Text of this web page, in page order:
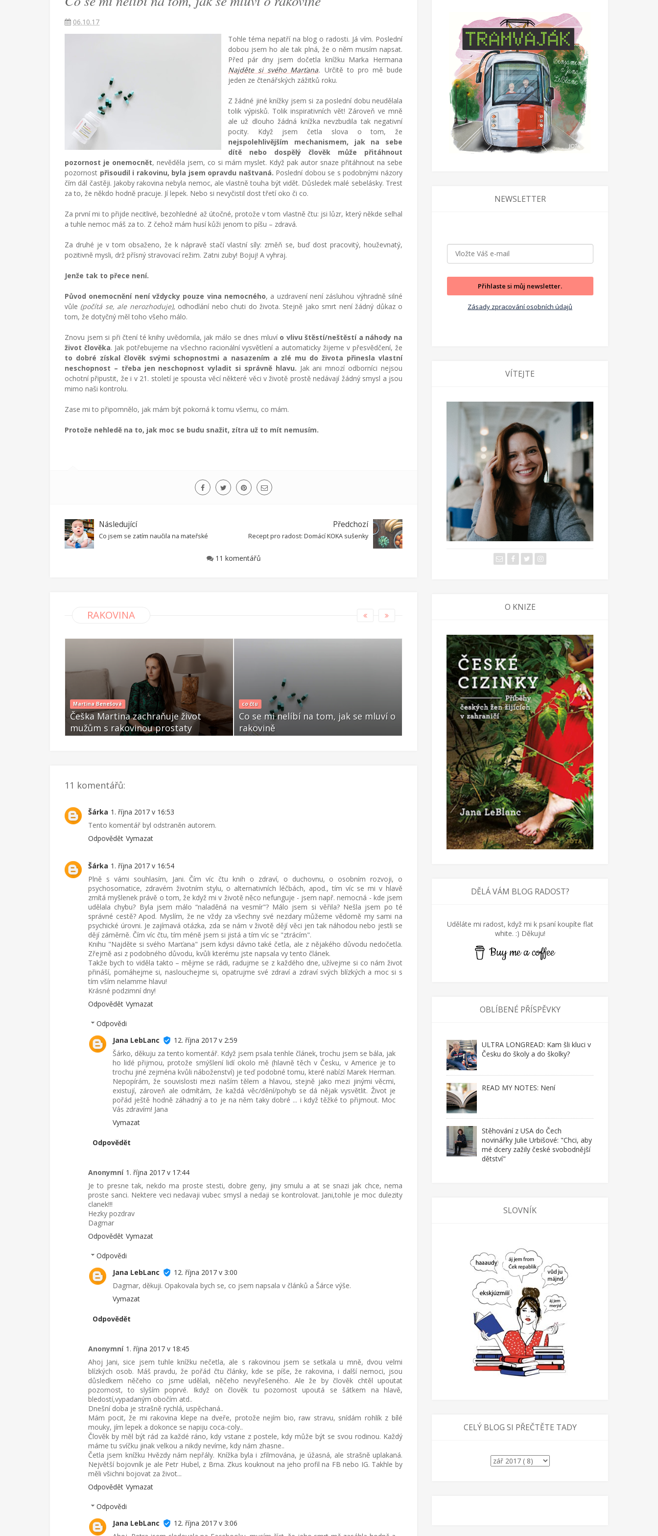
se
mluví
rakovině
provdaná
Američana
Turecku
píše
blog
životě
zemích,
mateřství
radostech
života.
06.10.17
Tohle téma nepatří na blog o radosti. Já vím. Poslední
dobou jsem ho ale tak plná, že o něm musím napsat.
Před pár dny jsem dočetla knížku Marka Hermana
Najděte si svého Marťana. Určitě to pro mě bude
jeden ze čtenářských zážitků roku.
Z žádné jiné knížky jsem si za poslední dobu neudělala
tolik výpisků. Tolik inspirativních vět! Zároveň ve mně
ale už dlouho žádná knížka nevzbudila tak negativní
pocity. Když jsem četla slova o tom, že
nejspolehlivějším mechanismem, jak na sebe
dítě nebo dospělý člověk může přitáhnout
pozornost je onemocnět, nevěděla jsem, co si mám myslet. Když pak autor snaze přitáhnout na sebe
pozornost přisoudil i rakovinu, byla jsem opravdu naštvaná. Poslední dobou se s podobnými názory
čím dál častěji. Jakoby rakovina nebyla nemoc, ale vlastně touha být vidět. Důsledek malé sebelásky. Trest
za to, že někdo hodně pracuje. Jí lepek. Nebo si nevyčistil dost třetí oko či co.
Za první mi to přijde necitlivé, bezohledné až útočné, protože v tom vlastně čtu: jsi lůzr, který někde selhal
a tuhle nemoc máš za to. Z čehož mám husí kůži jenom to píšu – zdravá.
Za druhé je v tom obsaženo, že k nápravě stačí vlastní síly: změň se, buď dost pracovitý, houževnatý,
pozitivně mysli, drž přísný stravovací režim. Zatni zuby! Bojuj! A vyhraj.
Jenže tak to přece není.
Původ onemocnění není vždycky pouze vina nemocného, a uzdravení není zásluhou výhradně silné
vůle (počítá se, ale nerozhoduje), odhodlání nebo chuti do života. Stejně jako smrt není žádný důkaz o
tom, že dotyčný měl toho všeho málo.
Znovu jsem si při čtení té knihy uvědomila, jak málo se dnes mluví o vlivu štěstí/neštěstí a náhody na
život člověka. Jak potřebujeme na všechno racionální vysvětlení a automaticky žijeme v přesvědčení, že
to dobré získal člověk svými schopnostmi a nasazením a zlé mu do života přinesla vlastní
neschopnost – třeba jen neschopnost vyladit si správně hlavu. Jak ani mnozí odborníci nejsou
ochotní připustit, že i v 21. století je spousta věcí některé věci v životě prostě nedávají žádný smysl a jsou
mimo naši kontrolu.
Zase mi to připomnělo, jak mám být pokorná k tomu všemu, co mám.
Protože nehledě na to, jak moc se budu snažit, zítra už to mít nemusím.
Následující
Co jsem se zatím naučila na mateřské
Předchozí
Recept pro radost: Domácí KOKA sušenky
11 komentářů
RAKOVINA
Martina zachraňuje život
s rakovinou prostaty
co čtu
Co se mi nelíbí na tom, jak se mluví o
rakovině
Češka Martina zachraňuje život
mužům s rakovinou prostaty
co čtu
Co se mi nelíbí na tom, jak se mluví o
rakovině
Říj 06 2017
11 komentářů:
Šárka 1. října 2017 v 16:53
Tento komentář byl odstraněn autorem.
Odpovědět Vymazat
Šárka 1. října 2017 v 16:54
Plně s vámi souhlasím, Jani. Čím víc čtu knih o zdraví, o duchovnu, o osobním rozvoji, o
psychosomatice, zdravém životním stylu, o alternativních léčbách, apod., tím víc se mi v hlavě
zmítá myšlenek právě o tom, že když mi v životě něco nefunguje - jsem např. nemocná - kde jsem
udělala chybu? Byla jsem málo “naladěná na vesmír"? Málo jsem si věřila? Nešla jsem po té
správné cestě? Apod. Myslím, že ne vždy za všechny své nezdary můžeme vědomě my sami na
psychické úrovni. Je zajímavá otázka, zda se nám v životě dějí věci jen tak náhodou nebo jestli se
dějí záměrně. Čím víc čtu, tím méně jsem si jistá a tím víc se "ztrácím".
Knihu "Najděte si svého Marťana" jsem kdysi dávno také četla, ale z nějakého důvodu nedočetla.
Zřejmě asi z podobného důvodu, kvůli kterému jste napsala vy tento článek.
Takže bych to viděla takto – mějme se rádi, radujme se z každého dne, užívejme si co nám život
přináší, pomáhejme si, naslouchejme si, opatrujme své zdraví a zdraví svých blízkých a moc si s
tím vším nelamme hlavu!
Krásné podzimní dny!
Odpovědět Vymazat
Odpovědi
Jana LebLanc
12. října 2017 v 2:59
Šárko, děkuju za tento komentář. Když jsem psala tenhle článek, trochu jsem se bála, jak
ho lidé přijmou, protože smýšlení lidí okolo mě (hlavně těch v Česku, v Americe je to
trochu jiné zejména kvůli náboženství) je teď podobné tomu, které nabízí Marek Herman.
Nepopírám, že souvislosti mezi naším tělem a hlavou, stejně jako mezi jinými věcmi,
existují, zároveň ale odmítám, že každá věc/dění/pohyb se dá nějak vysvětlit. Život je
pořád ještě hodně záhadný a to je na něm taky dobré ... i když těžké to přijmout. Moc
Vás zdravím! Jana
Vymazat
Odpovědět
Anonymní 1. října 2017 v 17:44
Je to presne tak, nekdo ma proste stesti, dobre geny, jiny smulu a at se snazi jak chce, nema
proste sanci. Nektere veci nedavaji vubec smysl a nedaji se kontrolovat. Jani,tohle je moc dulezity
clanek!!!
Hezky pozdrav
Dagmar
Odpovědět Vymazat
Odpovědi
Jana LebLanc
12. října 2017 v 3:00
Dagmar, děkuji. Opakovala bych se, co jsem napsala v článků a Šárce výše.
Vymazat
Odpovědět
Anonymní 1. října 2017 v 18:45
Ahoj Jani, sice jsem tuhle knížku nečetla, ale s rakovinou jsem se setkala u mně, dvou velmi
blízkých osob. Máš pravdu, že pořád čtu články, kde se píše, že rakovina, i další nemoci, jsou
důsledkem něčeho co jsme udělali, něčeho nevyřešeného. Ale že by člověk chtěl upoutat
pozornost, to slyším poprvé. Ikdyž on člověk tu pozornost upoutá se šátkem na hlavě,
bledostí,vypadaným obočím atd..
Dnešní doba je strašně rychlá, uspěchaná..
Mám pocit, že mi rakovina klepe na dveře, protože nejím bio, raw stravu, snídám rohlík z bílé
mouky, jím lepek a dokonce se napiju coca-coly..
Člověk by měl být rád za každé ráno, kdy vstane z postele, kdy může být se svou rodinou. Každý
máme tu svíčku jinak velkou a nikdy nevíme, kdy nám zhasne..
Četla jsem knížku Hvězdy nám nepřály. Knížka byla i zfilmována, je úžasná, ale strašně uplakaná.
Největší bojovník je ale Petr Hubel, z Brna. Zkus kouknout na jeho profil na FB nebo IG. Takhle by
měli všichni bojovat za život...
Odpovědět Vymazat
Odpovědi
Jana LebLanc
12. října 2017 v 3:06
NEWSLETTER
Přihlaste si můj newsletter.
Zásady zpracování osobních údajů
VÍTEJTE
O KNIZE
DĚLÁ VÁM BLOG RADOST?
Uděláte mi radost, když mi k psaní koupíte flat
white. :) Děkuju!
Buy me a coffee
OBLÍBENÉ PŘÍSPĚVKY
ULTRA LONGREAD: Kam šli kluci v
Česku do školy a do školky?
READ MY NOTES: Není
Stěhování z USA do Čech
novinářky Julie Urbišové: "Chci, aby
mé dcery zažily české svobodnější
dětství"
SLOVNÍK
CELÝ BLOG SI PŘEČTĚTE TADY